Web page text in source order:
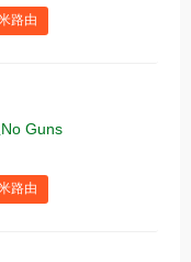
路由
Guns
路由